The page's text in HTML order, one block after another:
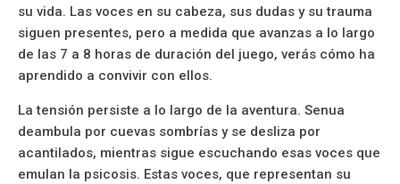
su vida. Las voces en su cabeza, sus dudas y su trauma
siguen presentes, pero a medida que avanzas a lo largo
de las 7 a 8 horas de duración del juego, verás cómo ha
aprendido a convivir con ellos.
La tensión persiste a lo largo de la aventura. Senua
deambula por cuevas sombrías y se desliza por
acantilados, mientras sigue escuchando esas voces que
emulan la psicosis. Estas voces, que representan su